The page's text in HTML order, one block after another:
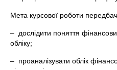
Мета курсової роботи
– дослідити поняття
обліку;
– проаналізувати облік